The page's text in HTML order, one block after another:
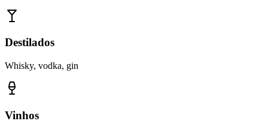
Destilados
Whisky, vodka, gin
Vinhos